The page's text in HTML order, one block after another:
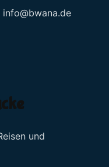
info@bwana.de
und